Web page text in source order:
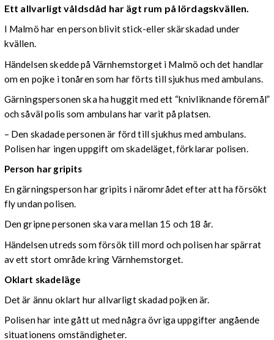
Ett allvarligt våldsdåd har ägt rum på lördagskvällen.
I Malmö har en person blivit stick-eller skärskadad under
kvällen.
Händelsen skedde på Värnhemstorget i Malmö och det handlar
om en pojke i tonåren som har förts till sjukhus med ambulans.
Gärningspersonen ska ha huggit med ett “knivliknande föremål”
och såväl polis som ambulans har varit på platsen.
– Den skadade personen är förd till sjukhus med ambulans.
Polisen har ingen uppgift om skadeläget, förklarar polisen.
Person har gripits
En gärningsperson har gripits i närområdet efter att ha försökt
fly undan polisen.
Den gripne personen ska vara mellan 15 och 18 år.
Händelsen utreds som försök till mord och polisen har spärrat
av ett stort område kring Värnhemstorget.
Oklart skadeläge
Det är ännu oklart hur allvarligt skadad pojken är.
Polisen har inte gått ut med några övriga uppgifter angående
situationens omständigheter.